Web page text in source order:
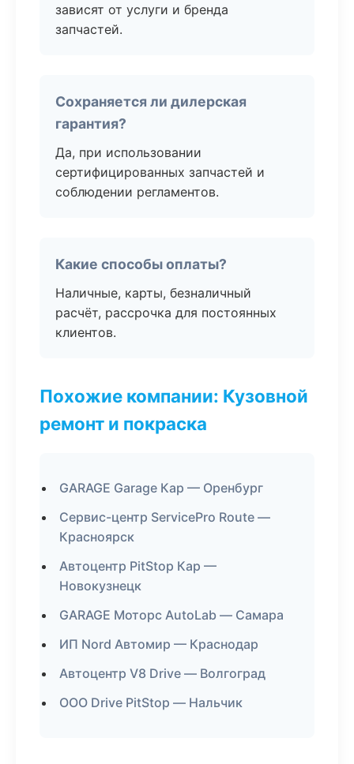
зависят от услуги и бренда
запчастей.
Сохраняется ли дилерская
гарантия?
Да, при использовании
сертифицированных запчастей и
соблюдении регламентов.
Какие способы оплаты?
Наличные, карты, безналичный
расчёт, рассрочка для постоянных
клиентов.
Похожие компании: Кузовной
ремонт и покраска
GARAGE Garage Кар — Оренбург
Сервис-центр ServicePro Route —
Красноярск
Автоцентр PitStop Кар —
Новокузнецк
GARAGE Моторс AutoLab — Самара
ИП Nord Автомир — Краснодар
Автоцентр V8 Drive — Волгоград
ООО Drive PitStop — Нальчик